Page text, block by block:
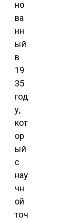
но
ва
нн
ый
в
19
35
год
у,
кот
ор
ый
с
нау
чн
ой
точ